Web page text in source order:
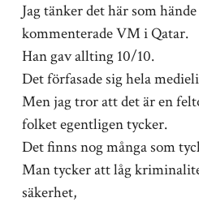
Jag tänker det här som
kommenterade VM i Qatar.
Han gav allting 10/10.
Det förfasade sig hela
Men jag tror att det är en
folket egentligen tycker.
Det finns nog många som
Man tycker att låg
säkerhet,